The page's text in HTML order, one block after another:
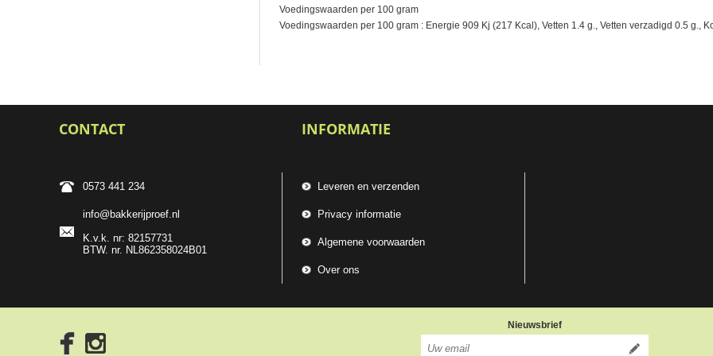
Voedingswaarden per 100 gram
Voedingswaarden per 100 gram : Energie 909 Kj (217 Kcal), Vetten 1.4 g., Vetten verzadigd 0.5 g.,
CONTACT
0573 441 234
info@bakkerijproef.nl
K.v.k. nr: 82157731
BTW. nr. NL862358024B01
INFORMATIE
Leveren en verzenden
Privacy informatie
Algemene voorwaarden
Over ons
Nieuwsbrief